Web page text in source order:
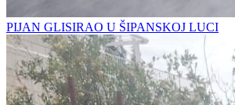
PIJAN GLISIRAO U ŠIPANSKOJ LUCI